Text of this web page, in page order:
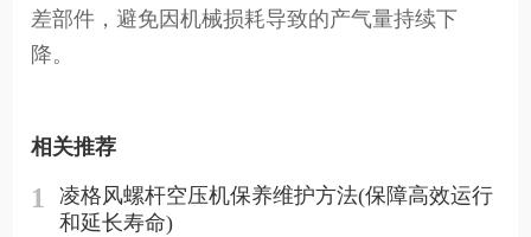
差部件，避免因机械损耗导致的产气量持续下
降。
相关推荐
1
凌格风螺杆空压机保养维护方法(保障高效运行
和延长寿命)